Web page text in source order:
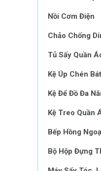
Nồi Cơm Điện
Chảo Chống
Tủ Sấy Quần
Kệ Úp Chén Bát
Kệ Để Đồ Đa
Kệ Treo Quần
Bếp Hồng
Bộ Hộp Đựng